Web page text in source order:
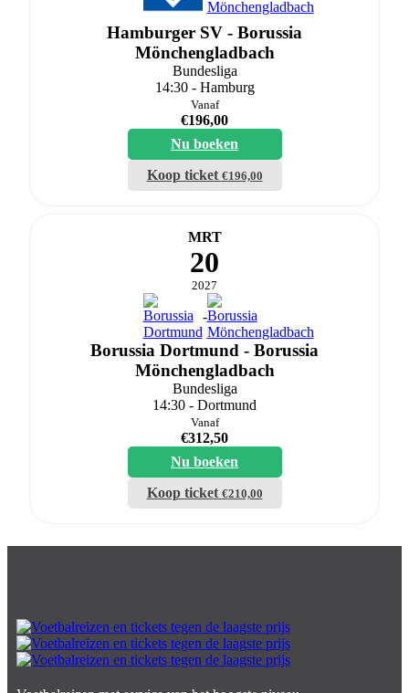
Hamburger SV - Borussia
Mönchengladbach
Bundesliga
14:30 - Hamburg
Vanaf
€196,00
Nu boeken
Koop ticket €196,00
MRT
20
2027
-
Borussia Dortmund - Borussia
Mönchengladbach
Bundesliga
14:30 - Dortmund
Vanaf
€312,50
Nu boeken
Koop ticket €210,00